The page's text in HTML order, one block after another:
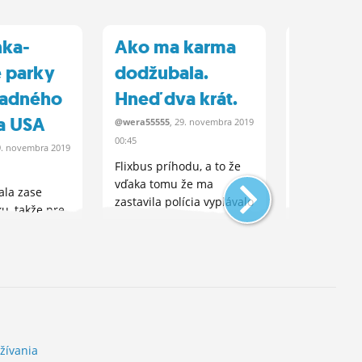
parky
USA
novembra2019
zase
takže pre
Ako ma karma
dodžubala.
Hneď dva krát.
@wera55555, 29. novembra2019
00:45
Flixbus príhodu, a to že
vďaka tomu že ma
zastavila polícia vyplávalo
na povrch, že firmu...